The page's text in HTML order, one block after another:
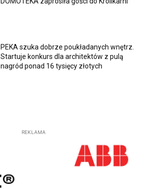
PEKA szuka dobrze poukładanych wnętrz.
Startuje konkurs dla architektów z pulą
nagród ponad 16 tysięcy złotych
REKLAMA